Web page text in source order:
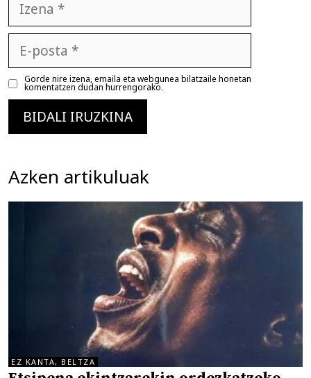
posta
Gorde nire izena, emaila eta webgunea bilatzaile honetan
komentatzen dudan hurrengorako.
Azken artikuluak
EZ KANTA, BELTZA